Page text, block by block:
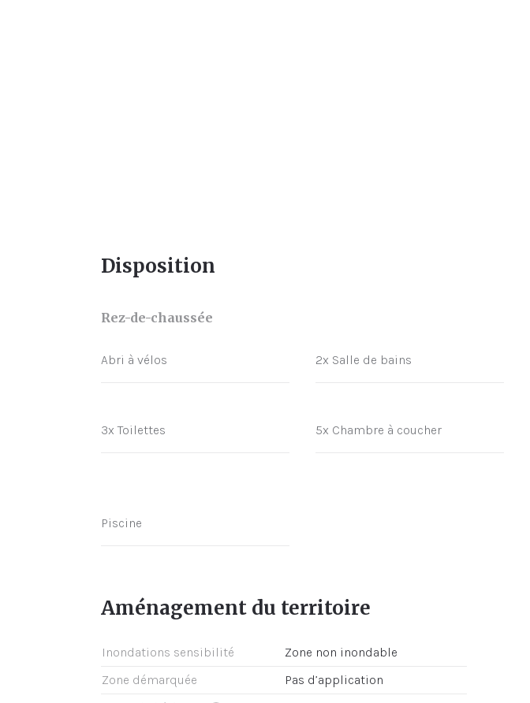
Disposition
Rez-de-chaussée
Abri à vélos 2x Salle de bains
3x Toilettes 5x Chambre à coucher
Piscine
Aménagement du territoire
Inondations sensibilité
Zone non inondable
Zone démarquée
Pas d’application